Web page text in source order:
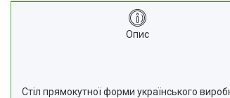
Опис
Стіл прямокутної форми українського